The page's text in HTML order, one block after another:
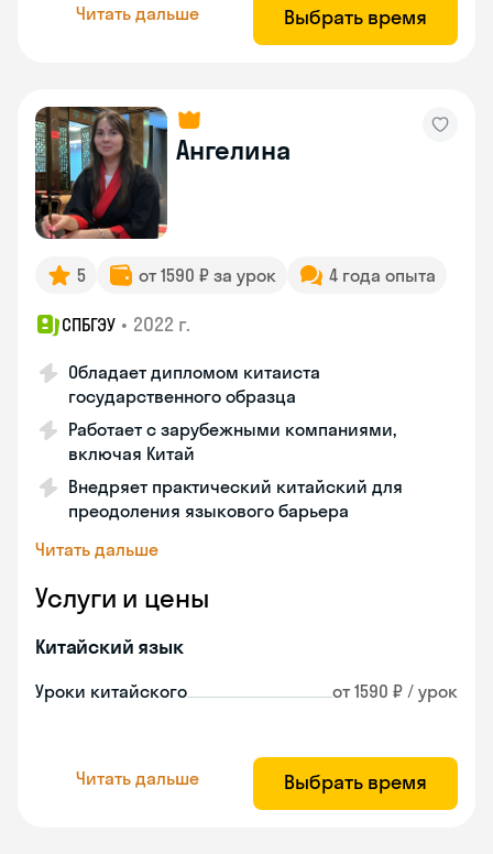
Читать дальше Выбрать время
Ангелина
5 от 1590 ₽ за урок 4 года опыта
СПБГЭУ • 2022 г.
Обладает дипломом китаиста
государственного образца
Работает с зарубежными компаниями,
включая Китай
Внедряет практический китайский для
преодоления языкового барьера
Читать дальше
Услуги и цены
Китайский язык
Уроки китайского от 1590 ₽ / урок
Читать дальше Выбрать время